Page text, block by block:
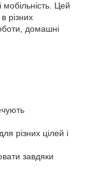
Цей
різних
домашні
різних цілей і
завдяки